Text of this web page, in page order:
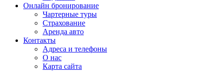
Онлайн бронирование
Чартерные туры
Страхование
Аренда авто
Контакты
Адреса и телефоны
О нас
Карта сайта